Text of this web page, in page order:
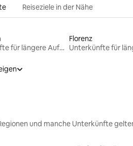
Reiseziele in der Nähe
Unterkünfte für längere Aufenthalte
Florenz
und manche Unterkünfte